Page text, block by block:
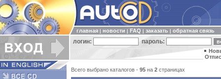
главная новости FAQ заказать обратная связь
логин: пароль:
Всего выбрано каталогов - 95 на 2 страницах